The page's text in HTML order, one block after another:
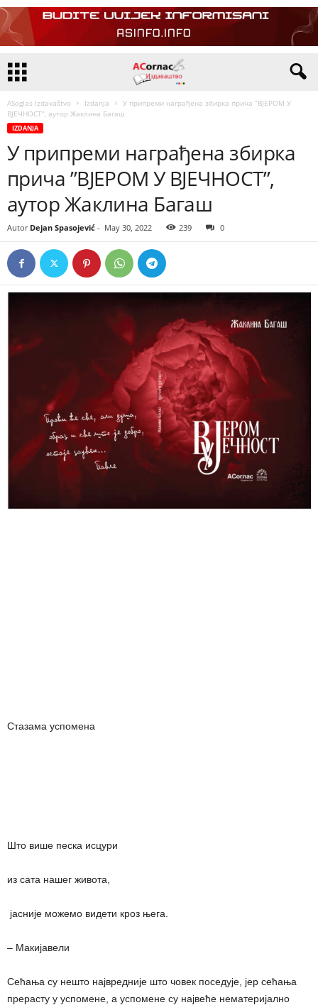
ASoglas Izdavaštvo Izdanja
У припреми награђена збирка прича ”ВЈЕРОМ У
ВЈЕЧНОСТ”, аутор Жаклина Багаш
IZDANJA
У припреми награђена збирка
прича ”ВЈЕРОМ У ВЈЕЧНОСТ”,
аутор Жаклина Багаш
Autor Dejan Spasojević - May 30, 2022 239 0
Стазама успомена
Што више песка исцури
из сата нашег живота,
јасније можемо видети кроз њега.
– Макијавели
Сећања су нешто највредније што човек поседује, јер сећања
прерасту у успомене, а успомене су највеће нематеријално